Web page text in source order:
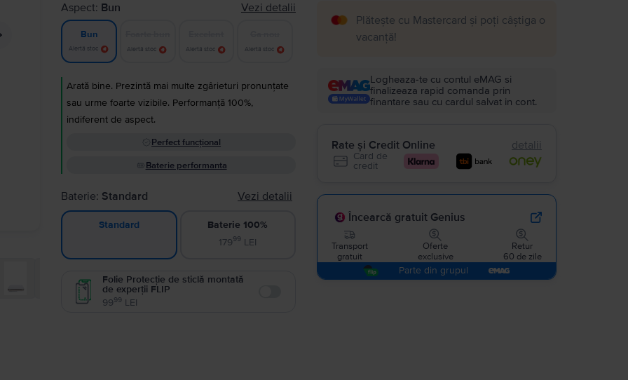
Aspect: Bun Vezi detalii
Bun
Alertă stoc Alertă stoc Alertă stoc Alertă stoc
Arată bine. Prezintă mai multe zgârieturi pronunțate
sau urme foarte vizibile. Performanță 100%,
indiferent de aspect.
Perfect funcțional
Baterie performanta
Baterie: Standard Vezi detalii
Standard
Baterie 100%
17999 LEI
Folie Protecție de sticlă montată
de experții FLIP
9999 LEI
Plătește cu Mastercard și poți câștiga o
vacanță!
Logheaza-te cu contul eMAG si
finalizeaza rapid comanda prin
finantare sau cu cardul salvat in cont.
Rate și Credit Online detalii
Card de
credit
Încearcă gratuit Genius
Transport
gratuit
Oferte
exclusive
Retur
60 de zile
Parte din grupul